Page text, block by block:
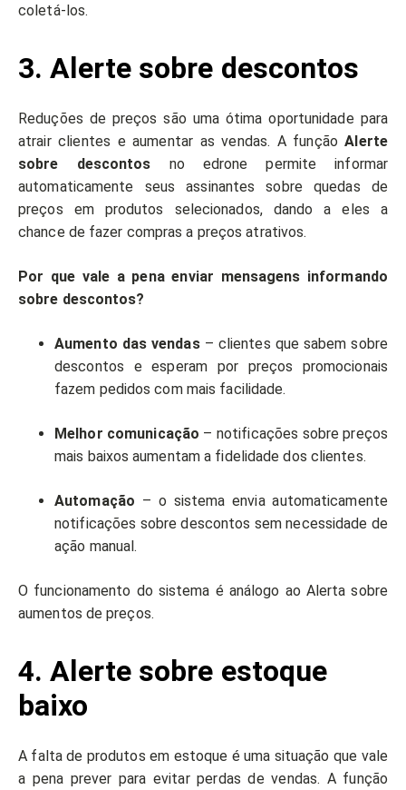
coletá-los.
3. Alerte sobre descontos
Reduções de preços são uma ótima oportunidade para
atrair clientes e aumentar as vendas. A funçãoAlerte
sobre descontos no edrone permite informar
automaticamente seus assinantes sobre quedas de
preços em produtos selecionados, dando a eles a
chance de fazer compras a preços atrativos.
Por que vale a pena enviar mensagens informando
sobre descontos?
Aumento das vendas– clientes que sabem sobre
descontos e esperam por preços promocionais
fazem pedidos com mais facilidade.
Melhor comunicação – notificações sobre preços
mais baixos aumentam a fidelidade dos clientes.
Automação – o sistema envia automaticamente
notificações sobre descontos sem necessidade de
ação manual.
O funcionamento do sistema é análogo ao Alerta sobre
aumentos de preços.
4. Alerte sobre estoque
baixo
A falta de produtos em estoque é uma situação que vale
a pena prever para evitar perdas de vendas. A função